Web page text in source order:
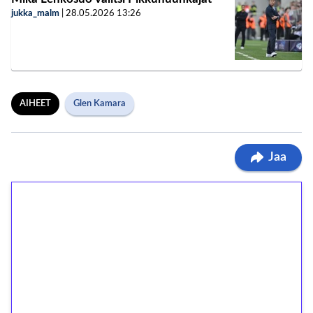
jukka_malm 28.05.2026 13:26
AIHEET Glen Kamara
Jaa